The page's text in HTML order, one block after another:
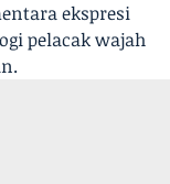
ekspresi
pelacak wajah